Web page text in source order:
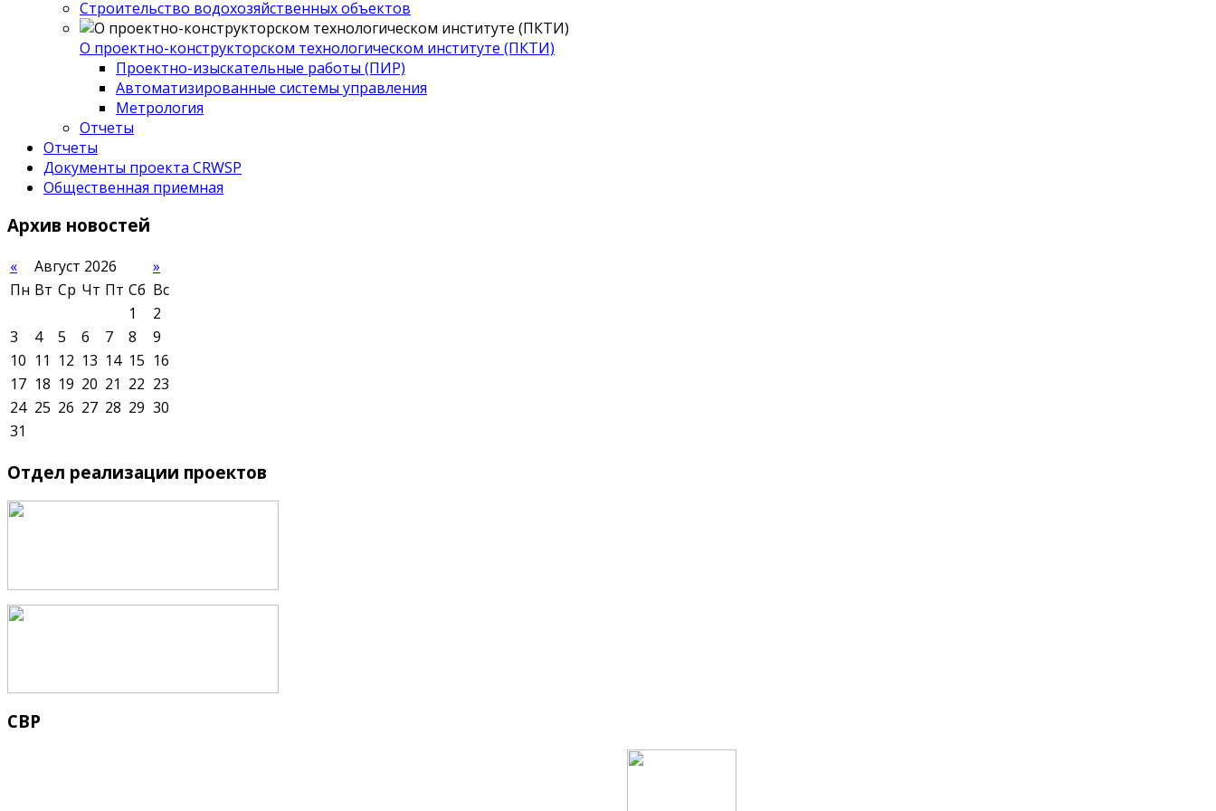
Строительство водохозяйственных объектов
О проектно-конструкторском технологическом институте (ПКТИ)
Проектно-изыскательные работы (ПИР)
Автоматизированные системы управления
Метрология
Отчеты
Отчеты
Документы проекта CRWSP
Общественная приемная
Архив новостей
« Август 2026
»
Пн Вт Ср Чт Пт Сб Вс
1
2
3
4 5 6 7 8
9
10 11 12 13 14 15 16
17 18 19 20 21 22 23
24 25 26 27 28 29 30
31
Отдел реализации проектов
СВР